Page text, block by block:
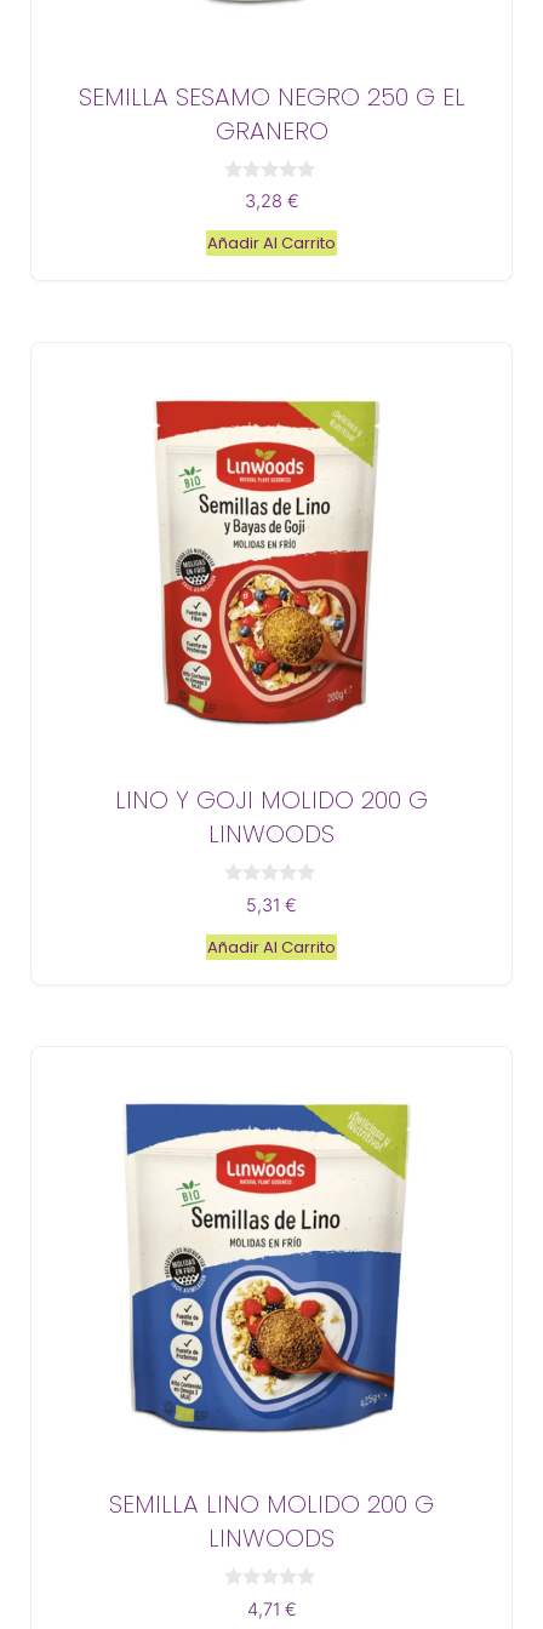
SEMILLA SESAMO NEGRO 250 G EL
GRANERO
e
5
3,28 €
Añadir Al Carrito
LINO Y GOJI MOLIDO 200 G
LINWOODS
e
5
5,31 €
Añadir Al Carrito
SEMILLA LINO MOLIDO 200 G
LINWOODS
4,71 €